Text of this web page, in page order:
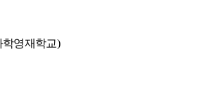
학영재학교)